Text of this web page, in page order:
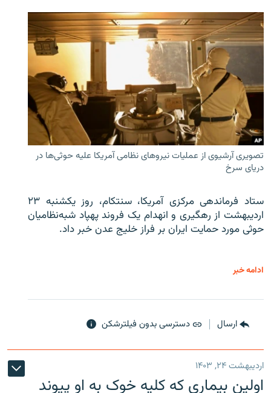
تصویری آرشیوی از عملیات نیروهای نظامی آمریکا علیه حوثی‌ها در
دریای سرخ
ستاد فرماندهی مرکزی آمریکا، سنتکام، روز یکشنبه ۲۳
اردیبهشت از رهگیری و انهدام یک فروند پهپاد شبه‌نظامیان
حوثی‌ مورد حمایت ایران بر فراز خلیج عدن خبر داد.
ادامه خبر
ارسال دسترسی بدون فیلترشکن
اردیبهشت ۲۴, ۱۴۰۳
اولین بیماری که کلیه خوک به او پیوند